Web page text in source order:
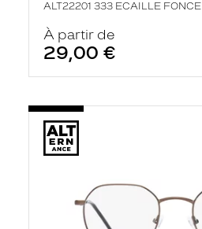
ALT22201 333 ECAILLE FONCE
À partir de
29,00 €